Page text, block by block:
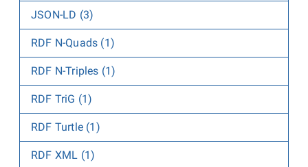
JSON-LD (3)
RDF N-Quads (1)
RDF N-Triples (1)
RDF TriG (1)
RDF Turtle (1)
RDF XML (1)